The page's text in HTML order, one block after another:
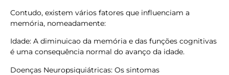
Contudo, existem vários fatores que influenciam a
memória, nomeadamente:
Idade: A diminuicao da memória e das funções cognitivas
é uma consequência normal do avanço da idade.
Doenças Neuropsiquiátricas: Os sintomas